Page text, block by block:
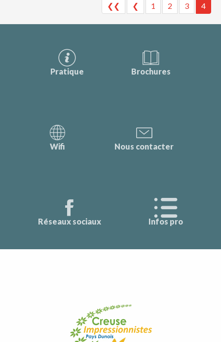
❮❮ ❮ 1 2 3 4
Pratique Brochures
Wifi Nous contacter
Réseaux sociaux Infos pro